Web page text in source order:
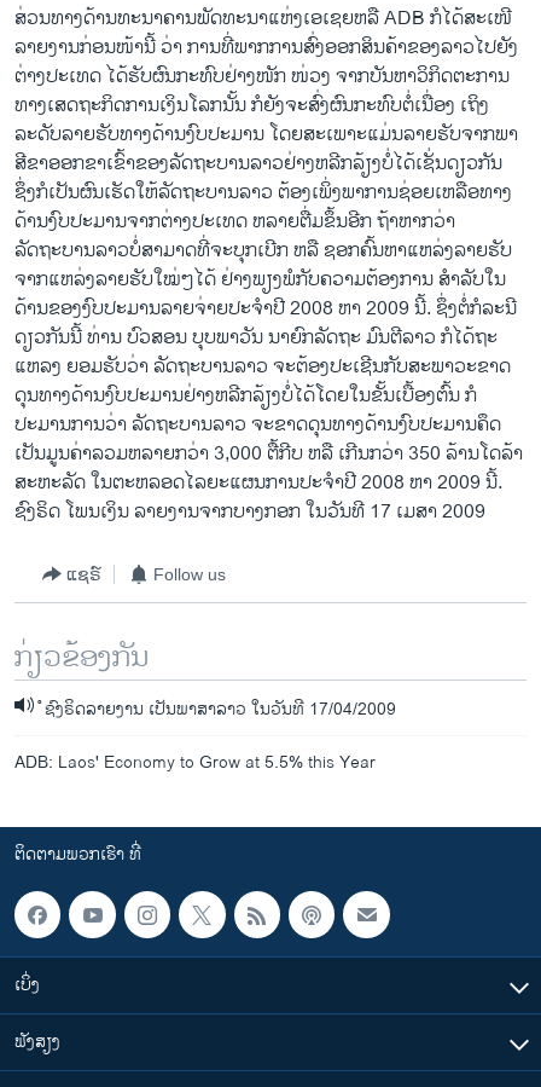
ສ່ວນ​ທາງ​ດ້ານ​ທະນາຄານ​ພັດທະນາ​ແຫ່ງເອ​ເຊຍ ​ຫລື ADB ກໍ​ໄດ້​ສະ​ເໜີ
ລາຍ​ງານ​ກ່ອນໜ້ານີ້ ວ່າ ການ​ທີ່​ພາກ​ການ​ສົ່ງ​ອອກ​ສິນຄ້າ​ຂອງ​ລາວໄປ​ຍັງ​
ຕ່າງປະ​ເທດ ​ໄດ້​ຮັບ​ຜົນກະທົບ​ຢ່າງໜັກ ໜ່ວງ ຈາກ​ບັນຫາ​ວິ​ກິດ​ຕະການ​
ທາງ​ເສດ​ຖະ​ກິດ​ການ​ເງິນ​ໂລກ​ນັ້ນ ກໍ​ຍັງ​ຈະ​ສົ່ງ​ຜົນ​ກະທົບ​ຕໍ່​ເນື່ອງ ​ເຖິງ​
ລະດັບ​ລາຍ​ຮັບ​ທາງ​ດ້ານງົບປະມານ ​ໂດຍ​ສະ​ເພາະ​ແມ່ນ​ລາຍ​ຮັບ​ຈາກ​ພາ​
ສີ​ຂາ​ອອກ​ຂາ​ເຂົ້າຂອງ​ລັດຖະບານ​ລາວ​ຢ່າງ​ຫລີກ​ລ້ຽງບໍ່​ໄດ້​ເຊັ່ນດຽວກັນ
ຊຶ່ງ​ກໍ​ເປັນ​ຜົນ​ເຮັດ​ໃຫ້​ລັດຖະບານ​ລາວ ຕ້ອງ​ເພິ່ງ​ພາ​ການ​ຊ່ອຍ​ເຫລືອ​ທາງ​
ດ້ານ​ງົບປະມານ​ຈາກ​ຕ່າງປະ​ເທດ ຫລາຍ​ຕື່ມ​ຂຶ້ນອີກ ຖ້າ​ຫາກ​ວ່າ​
ລັດຖະບານ​ລາວ​ບໍ່ສາມາດ​ທີ່​ຈະ​ບຸກ​ເບີກ ຫລື ຊອກຄົ້ນຫາ​ແຫລ່ງ​ລາຍ​ຮັບ
ຈາກແຫລ່ງ​ລາຍ​ຮັບ​ໃໝ່ໆ​ໄດ້ ຢ່າງ​ພຽງພໍ​ກັບ​ຄວາມ​ຕ້ອງການ ສຳລັບ​ໃນ​
ດ້ານ​ຂອງ​ງົບປະມານ​ລາຍ​ຈ່າຍປະຈຳ​ປີ 2008 ຫາ 2009 ນີ້. ຊຶ່ງ​ຕໍ່ກໍລະນີ​
ດຽວກັນນີ້ ທ່ານ ບົວ​ສອນ ບຸບພາ​ວັນ ນາ​ຍົກ​ລັດຖະ ມົນຕີລາວ ກໍ​ໄດ້​ຖະ​
ແຫລ​ງ ຍອມຮັບ​ວ່າ ລັດຖະບານ​ລາວ ຈະ​ຕ້ອງ​ປະ​ເຊີນ​ກັບ​ສະພາ​ວະຂາດ​
ດຸນ​ທາງ​ດ້ານ​ງົບປະມານ​ຢ່າງ​ຫລີກ​ລ້ຽງບໍ່​ໄດ້ ​ໂດຍ​ໃນ​ຂັ້ນ​ເບື້ອງຕົ້ນ ກໍ​
ປະມານ​ການ​ວ່າ ລັດຖະບານ​ລາວ ຈະ​ຂາດ​ດຸນ​ທາງ​ດ້ານ​ງົບປະມານ​ຄຶດ​
ເປັນມູນ​ຄ່າ​ລວມຫລາຍ​ກວ່າ 3,000 ຕື້ກີບ ຫລື ​ເກີນ​ກວ່າ 350 ລ້ານ​ໂດ​ລ້າ​
ສະຫະລັດ ​ໃນ​ຕະຫລອດ​ໄລຍະ​ແຜນການ​ປະຈຳ​ປີ 2008 ຫາ 2009 ນີ້.
ຊົງຣິດ ໂພນເງິນ ລາຍ​ງານ​ຈາກ​ບາງ​ກອກ ໃນວັນທີ 17 ເມສາ 2009
ແຊຣ໌ Follow us
ກ່ຽວຂ້ອງກັນ
ໍຊົງຣິດລາຍງານ ເປັນພາສາລາວ ໃນວັນທີ 17/04/2009
ADB: Laos' Economy to Grow at 5.5% this Year
ຕິດຕາມພວກເຮົາ ທີ່
ເບິ່ງ
ຟັງສຽງ